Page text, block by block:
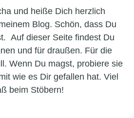
und heiße Dich herzlich
Blog. Schön, dass Du
Auf dieser Seite findest Du
und für draußen. Für die
Wenn Du magst, probiere sie
wie es Dir gefallen hat. Viel
beim Stöbern!